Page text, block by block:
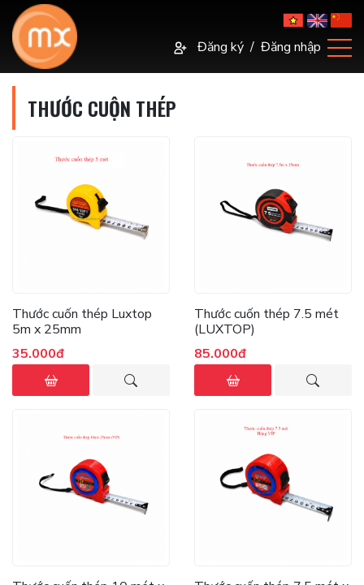
Đăng ký / Đăng nhập
THƯỚC CUỘN THÉP
Thước cuốn thép Luxtop
5m x 25mm
35.000đ
Thước cuốn thép 7.5 mét
(LUXTOP)
85.000đ